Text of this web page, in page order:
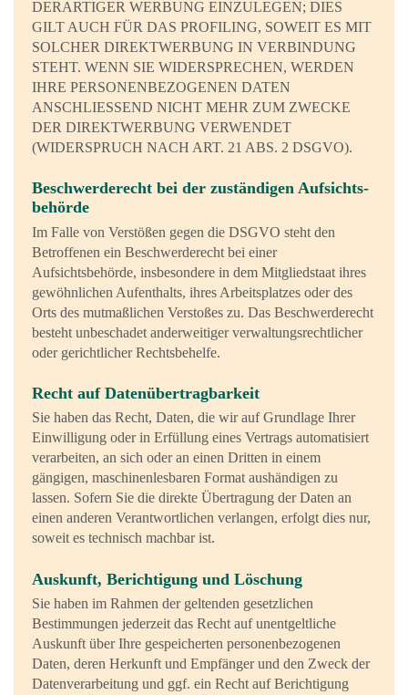
DERARTIGER WERBUNG EINZULEGEN; DIES
GILT AUCH FÜR DAS PROFILING, SOWEIT ES MIT
SOLCHER DIREKTWERBUNG IN VERBINDUNG
STEHT. WENN SIE WIDERSPRECHEN, WERDEN
IHRE PERSONENBEZOGENEN DATEN
ANSCHLIESSEND NICHT MEHR ZUM ZWECKE
DER DIREKTWERBUNG VERWENDET
(WIDERSPRUCH NACH ART. 21 ABS. 2 DSGVO).
Beschwerde­recht bei der zuständigen Aufsichts­
behörde
Im Falle von Verstößen gegen die DSGVO steht den
Betroffenen ein Beschwerderecht bei einer
Aufsichtsbehörde, insbesondere in dem Mitgliedstaat ihres
gewöhnlichen Aufenthalts, ihres Arbeitsplatzes oder des
Orts des mutmaßlichen Verstoßes zu. Das Beschwerderecht
besteht unbeschadet anderweitiger verwaltungsrechtlicher
oder gerichtlicher Rechtsbehelfe.
Recht auf Daten­übertrag­barkeit
Sie haben das Recht, Daten, die wir auf Grundlage Ihrer
Einwilligung oder in Erfüllung eines Vertrags automatisiert
verarbeiten, an sich oder an einen Dritten in einem
gängigen, maschinenlesbaren Format aushändigen zu
lassen. Sofern Sie die direkte Übertragung der Daten an
einen anderen Verantwortlichen verlangen, erfolgt dies nur,
soweit es technisch machbar ist.
Auskunft, Berichtigung und Löschung
Sie haben im Rahmen der geltenden gesetzlichen
Bestimmungen jederzeit das Recht auf unentgeltliche
Auskunft über Ihre gespeicherten personenbezogenen
Daten, deren Herkunft und Empfänger und den Zweck der
Datenverarbeitung und ggf. ein Recht auf Berichtigung